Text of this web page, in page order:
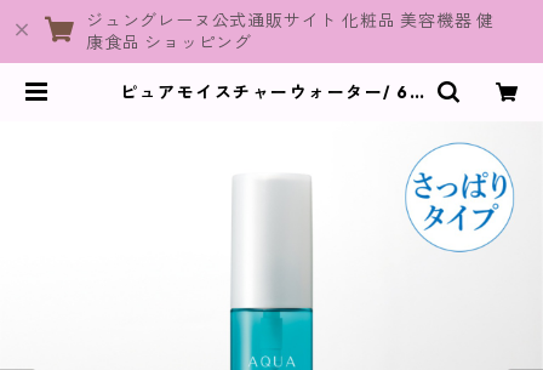
ジュングレーヌ公式通販サイト 化粧品 美容機器 健
康食品 ショッピング
ピュアモイスチャーウォーター/ 60